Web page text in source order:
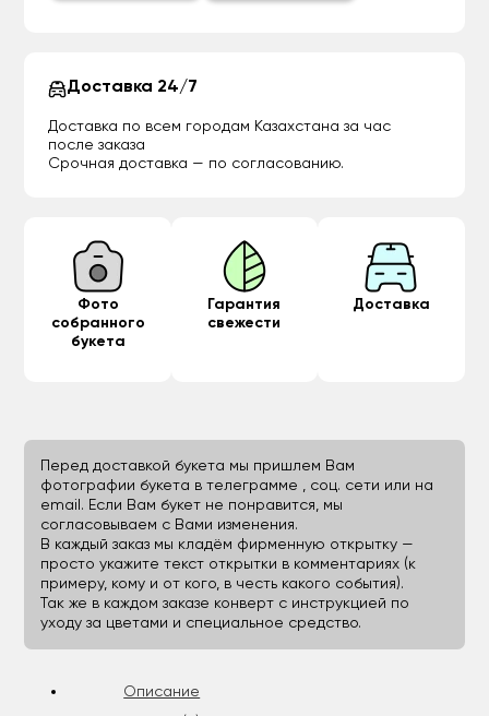
Доставка 24/7
Доставка по всем городам Казахстана за час
после заказа
Срочная доставка — по согласованию.
Фото
собранного
букета
Гарантия
свежести
Доставка
Перед доставкой букета мы пришлем Вам
фотографии букета в телеграмме , соц. сети или на
email. Если Вам букет не понравится, мы
согласовываем с Вами изменения.
В каждый заказ мы кладём фирменную открытку —
просто укажите текст открытки в комментариях (к
примеру, кому и от кого, в честь какого события).
Так же в каждом заказе конверт с инструкцией по
уходу за цветами и специальное средство.
Описание